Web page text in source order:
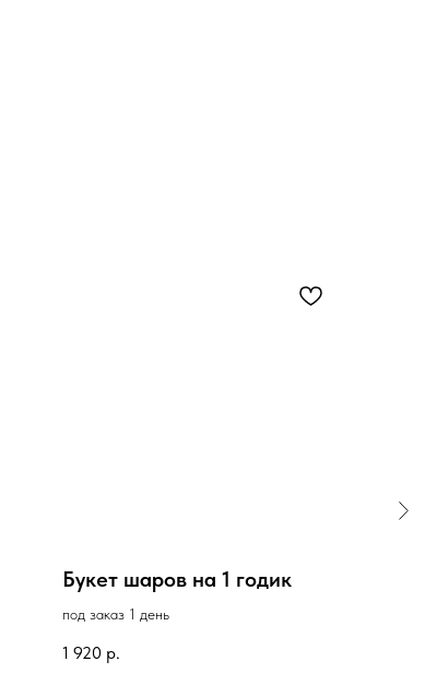
Букет шаров на 1 годик
под заказ 1 день
1 920 р.